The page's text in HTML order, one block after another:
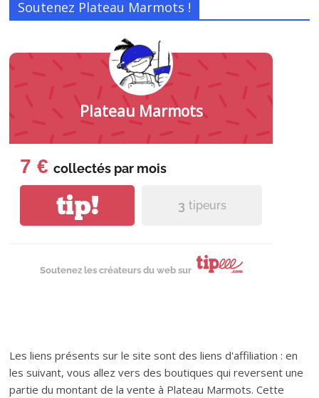
Soutenez Plateau Marmots !
Plateau Marmots
7 € collectés par mois
tip! 3 tipeurs
Soutenez les créateurs du web sur
Les liens présents sur le site sont des liens d'affiliation : en
les suivant, vous allez vers des boutiques qui reversent une
partie du montant de la vente à Plateau Marmots. Cette